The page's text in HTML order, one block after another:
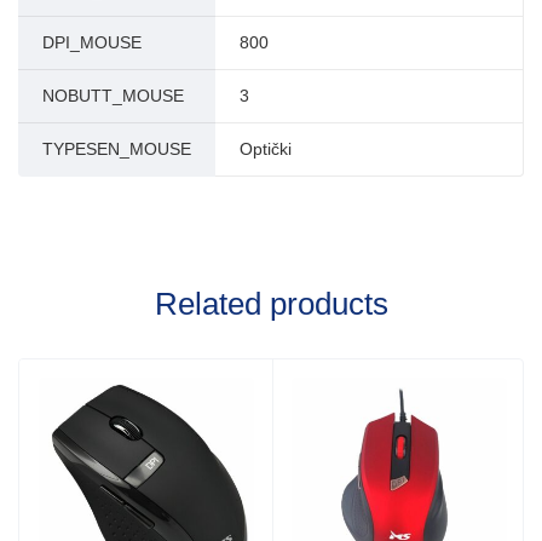
DPI_MOUSE 800
NOBUTT_MOUSE 3
TYPESEN_MOUSE Optički
Related products